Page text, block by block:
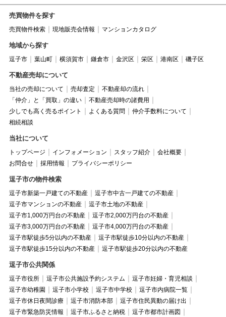
売買物件を探す
売買物件検索 現地販売会情報 マンションカタログ
地域から探す
逗子市 葉山町 横須賀市 鎌倉市 金沢区 栄区 港南区 磯子区
不動産売却について
当社の売却について 売却査定
不動産却の流れ
「仲介」と「買取」の違い
不動産売却時の諸費用
少しでも高く売るポイント
よくある質問
仲介手数料について
相続相談
当社について
トップページ インフォメーション スタッフ紹介
会社概要
お問合せ
採用情報 プライバシーポリシー
逗子市の物件検索
逗子市新築一戸建ての不動産
逗子市中古一戸建ての不動産
逗子市マンションの不動産
逗子市土地の不動産
逗子市1,000万円台の不動産
逗子市2,000万円台の不動産
逗子市3,000万円台の不動産
逗子市4,000万円台の不動産
逗子市駅徒歩5分以内の不動産
逗子市駅徒歩10分以内の不動産
逗子市駅徒歩15分以内の不動産
逗子市駅徒歩20分以内の不動産
逗子市公共関係
逗子市役所 逗子市公共施設予約システム
逗子市妊婦・育児相談
逗子市幼稚園
逗子市小学校 逗子市中学校
逗子市内病院一覧
逗子市休日夜間診療
逗子市消防本部
逗子市住民異動の届け出
逗子市緊急防災情報
逗子市ふるさと納税
逗子市都市計画図